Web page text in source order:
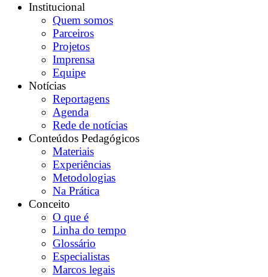
Institucional
Quem somos
Parceiros
Projetos
Imprensa
Equipe
Notícias
Reportagens
Agenda
Rede de notícias
Conteúdos Pedagógicos
Materiais
Experiências
Metodologias
Na Prática
Conceito
O que é
Linha do tempo
Glossário
Especialistas
Marcos legais